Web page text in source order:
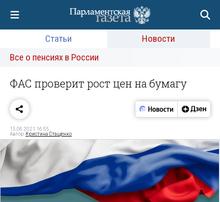
Статьи
Новости
Все о пенсиях в России
ФАС проверит рост цен на бумагу
15.06.2021 16:55
Автор: Кристина Стащенко